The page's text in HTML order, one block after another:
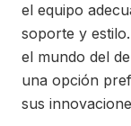
el equipo
soporte y
el mundo del
una opción
sus